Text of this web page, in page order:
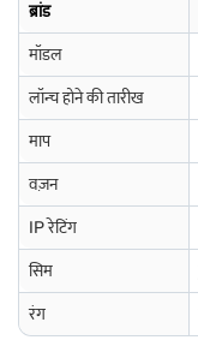
ब्रांड
मॉडल
लॉन्च होने की तारीख
माप
वज़न
IP रेटिंग
सिम
रंग